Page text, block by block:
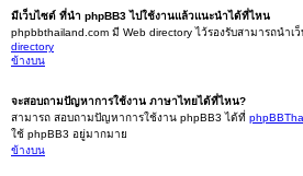
มีเว็บไซต์ ที่นำ phpBB3 ไปใช้งานแล้วแนะนำได้ที่ไหน
phpbbthailand.com มี Web directory ไว้รองรับสามารถนำ
directory
ข้างบน
จะสอบถามปัญหาการใช้งาน ภาษาไทยได้ที่ไหน?
สามารถ สอบถามปัญหาการใช้งาน phpBB3 ได้ที่
ใช้ phpBB3 อยู่มากมาย
ข้างบน